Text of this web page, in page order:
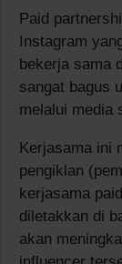
Paid
Instagram
bekerja sama
sangat bagus
melalui media
Kerjasama ini
pengiklan
kerjasama
diletakkan di
akan